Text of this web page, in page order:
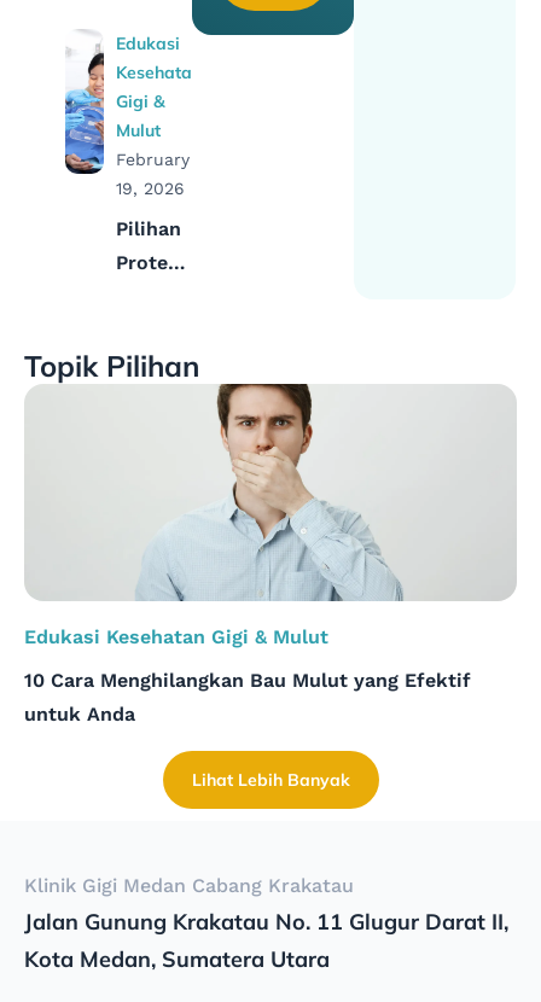
Berdarah
Saat
Puasa
dan
Bagaimana
Mengatasinya
Edukasi
Kesehatan
Gigi &
Mulut
February
19, 2026
Pilihan
Proteksi
Tepat
Topik Pilihan
Lihat Lebih Banyak
Edukasi Kesehatan Gigi & Mulut
10 Cara Menghilangkan Bau Mulut yang Efektif
untuk Anda
Klinik Gigi Medan Cabang Krakatau
Jalan Gunung Krakatau No. 11 Glugur Darat II,
Kota Medan, Sumatera Utara